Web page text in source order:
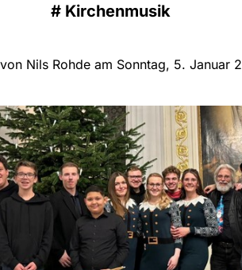
# Kirchenmusik
Nils Rohde am Sonntag, 5. Januar